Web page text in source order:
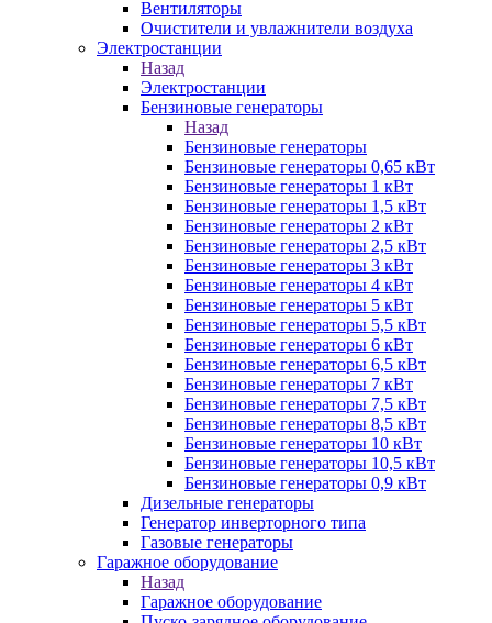
Вентиляторы
Очистители и увлажнители воздуха
Электростанции
Назад
Электростанции
Бензиновые генераторы
Назад
Бензиновые генераторы
Бензиновые генераторы 0,65 кВт
Бензиновые генераторы 1 кВт
Бензиновые генераторы 1,5 кВт
Бензиновые генераторы 2 кВт
Бензиновые генераторы 2,5 кВт
Бензиновые генераторы 3 кВт
Бензиновые генераторы 4 кВт
Бензиновые генераторы 5 кВт
Бензиновые генераторы 5,5 кВт
Бензиновые генераторы 6 кВт
Бензиновые генераторы 6,5 кВт
Бензиновые генераторы 7 кВт
Бензиновые генераторы 7,5 кВт
Бензиновые генераторы 8,5 кВт
Бензиновые генераторы 10 кВт
Бензиновые генераторы 10,5 кВт
Бензиновые генераторы 0,9 кВт
Дизельные генераторы
Генератор инверторного типа
Газовые генераторы
Гаражное оборудование
Назад
Гаражное оборудование